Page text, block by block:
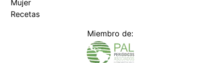
Mujer
Recetas
Miembro de: